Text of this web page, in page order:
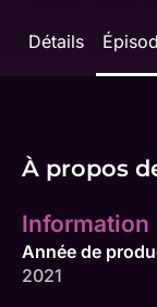
Détails
À propos
Information
Année de
2021